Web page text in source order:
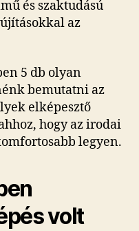
és szaktudású
az
5 db olyan
bemutatni az
elképesztő
hogy az irodai
legyen.
volt